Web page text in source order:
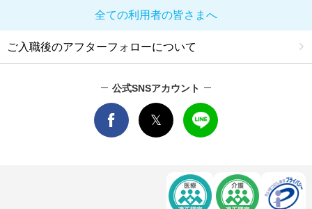
全ての利用者の皆さまへ
ご入職後のアフターフォローについて
公式SNSアカウント